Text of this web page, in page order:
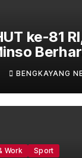
ke-81
Juga
BENGKAYANG
Work Sport